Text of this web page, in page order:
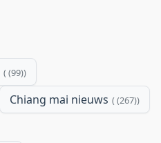
(99)
Chiang mai nieuws (267)